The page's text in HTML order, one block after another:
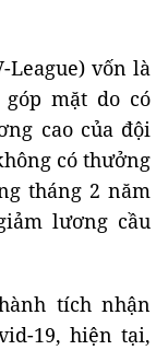
League) vốn là
mặt do có
cao của đội
có thưởng
tháng 2 năm
lương cầu
tích nhận
19, hiện tại,